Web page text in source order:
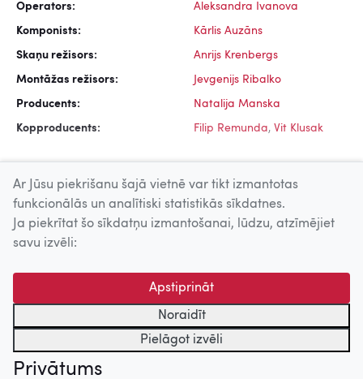
Operators: Aleksandra Ivanova
Komponists: Kārlis Auzāns
Skaņu režisors: Anrijs Krenbergs
Montāžas režisors: Jevgenijs Ribalko
Producents: Natalija Manska
Kopproducents: Filip Remunda, Vit Klusak
Uz augšu
© 2026 Nacionālais Kino centrs, Kultūras informācijas sistēmu
centrs. Sadarbības partneris: Latvijas Valsts
kinofotofonodokumentu arhīvs.
Ar Jūsu piekrišanu šajā vietnē var tikt izmantotas
funkcionālās un analītiski statistikās sīkdatnes.
Ja piekrītat šo sīkdatņu izmantošanai, lūdzu, atzīmējiet
savu izvēli:
Apstiprināt
Noraidīt
Pielāgot izvēli
Privātums